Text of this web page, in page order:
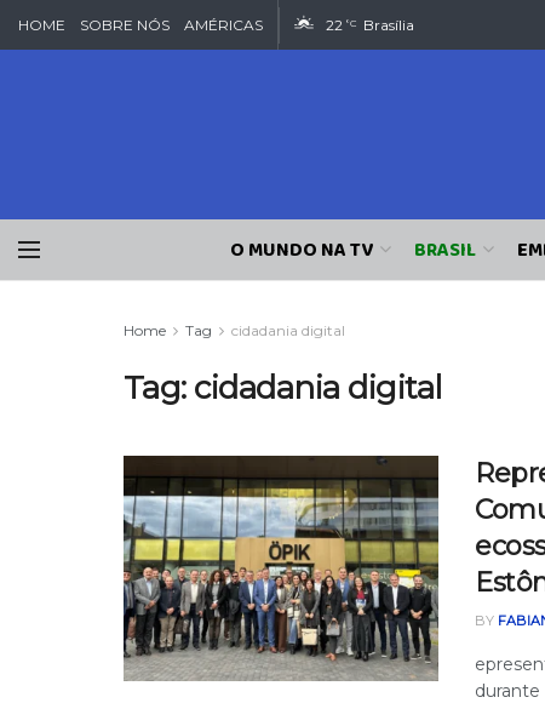
HOME SOBRE NÓS AMÉRICAS 22 °C Brasília
O MUNDO NA TV BRASIL
Home Tag cidadania digital
Tag: cidadania digital
BY
durante